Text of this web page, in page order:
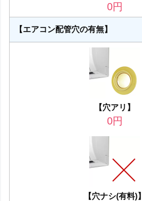
0円
【エアコン配管穴の有無】
【穴アリ】
0円
【穴ナシ(有料)】